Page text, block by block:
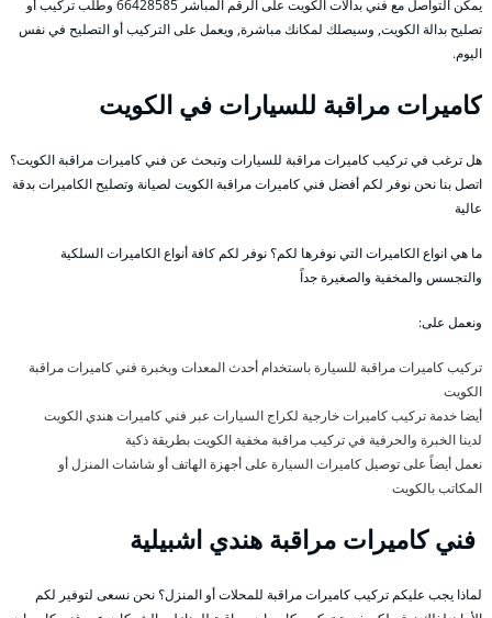
يمكن التواصل مع فني بدالات الكويت على الرقم المباشر 66428585 وطلب تركيب أو
تصليح بدالة الكويت, وسيصلك لمكانك مباشرة, ويعمل على التركيب أو التصليح في نفس
اليوم.
كاميرات مراقبة للسيارات في الكويت
هل ترغب في تركيب كاميرات مراقبة للسيارات وتبحث عن فني كاميرات مراقبة الكويت؟
اتصل بنا نحن نوفر لكم أفضل فني كاميرات مراقبة الكويت لصيانة وتصليح الكاميرات بدقة
عالية
ما هي انواع الكاميرات التي نوفرها لكم؟ نوفر لكم كافة أنواع الكاميرات السلكية
والتجسس والمخفية والصغيرة جداً
ونعمل على:
تركيب كاميرات مراقبة للسيارة باستخدام أحدث المعدات وبخبرة فني كاميرات مراقبة
الكويت
أيضا خدمة تركيب كاميرات خارجية لكراج السيارات عبر فني كاميرات هندي الكويت
لدينا الخبرة والحرفية في تركيب مراقبة مخفية الكويت بطريقة ذكية
نعمل أيضاً على توصيل كاميرات السيارة على أجهزة الهاتف أو شاشات المنزل أو
المكاتب بالكويت
فني كاميرات مراقبة هندي اشبيلية
لماذا يجب عليكم تركيب كاميرات مراقبة للمحلات أو المنزل؟ نحن نسعى لتوفير لكم